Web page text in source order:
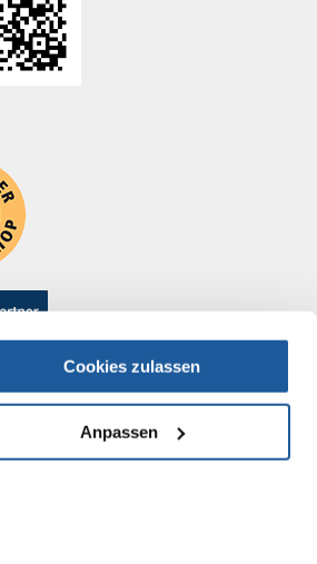
Cookies zulassen
Anpassen